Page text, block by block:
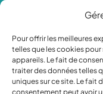
Pour offrir les meilleures
telles que les cookies
appareils. Le fait de
traiter des données telles
uniques sur ce site. Le fait
consentement peut avoir
Compléments
En poudre
Huiles
Complexes